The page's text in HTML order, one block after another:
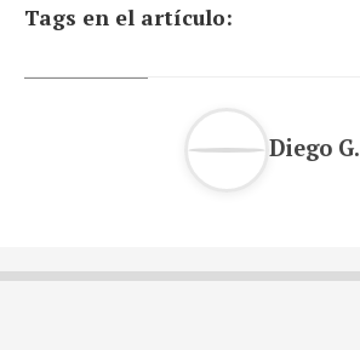
Tags en el artículo:
Diego G.